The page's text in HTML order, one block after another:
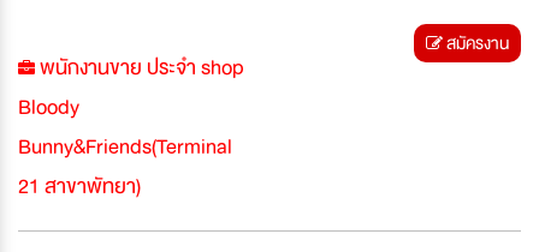
พนักงานขาย ประจำ shop
Bloody
Bunny&Friends(Terminal
21 สาขาพัทยา)
สมัครงาน